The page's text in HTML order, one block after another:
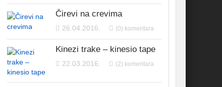
Čirevi na crevima
26.04.2016. (0) komentara
Kinezi trake – kinesio tape
22.03.2016. (2) komentara